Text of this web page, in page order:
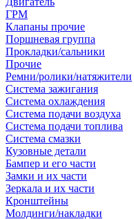
ГРМ
Клапаны прочие
Поршневая группа
Прокладки/сальники
Прочие
Ремни/ролики/натяжители
Система зажигания
Система охлаждения
Система подачи воздуха
Система подачи топлива
Система смазки
Кузовные детали
Бампер и его части
Замки и их части
Зеркала и их части
Кронштейны
Молдинги/накладки